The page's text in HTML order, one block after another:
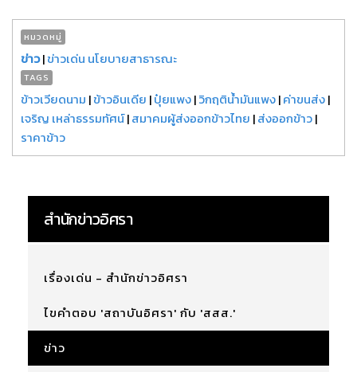
หมวดหมู่
ข่าว|ข่าวเด่น นโยบายสาธารณะ
TAGS
ข้าวเวียดนาม |ข้าวอินเดีย |ปุ๋ยแพง|วิกฤติน้ำมันแพง|ค่าขนส่ง|
เจริญ เหล่าธรรมทัศน์|สมาคมผู้ส่งออกข้าวไทย |ส่งออกข้าว|
ราคาข้าว
สำนักข่าวอิศรา
เรื่องเด่น - สำนักข่าวอิศรา
ไขคำตอบ 'สถาบันอิศรา' กับ 'สสส.'
ข่าว